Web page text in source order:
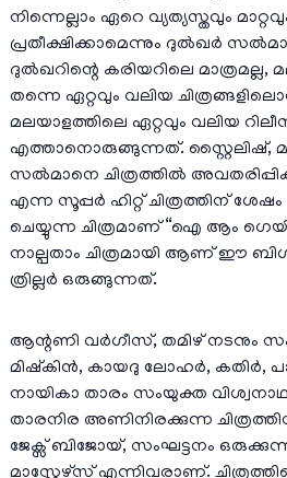
നിന്നെല്ലാം ഏറെ വ്യത്യസ്തവും
പ്രതീക്ഷിക്കാമെന്നും ദുൽഖർ
ദുൽഖറിന്റെ കരിയറിലെ മാത്രമല്ല,
തന്നെ ഏറ്റവും വലിയ
മലയാളത്തിലെ ഏറ്റവും വലിയ
എത്താനൊരുങ്ങുന്നത്. സ്റ്റൈലിഷ്,
സൽമാനെ ചിത്രത്തിൽ
എന്ന സൂപ്പർ ഹിറ്റ് ചിത്രത്തിന്
ചെയ്യുന്ന ചിത്രമാണ് “ഐ ആം
നാല്പതാം ചിത്രമായി ആണ് ഈ
ത്രില്ലർ ഒരുങ്ങുന്നത്.
ആന്റണി വർഗീസ്, തമിഴ് നടനും
മിഷ്കിൻ, കായദു ലോഹർ, കതിർ,
നായികാ താരം സംയുക്ത
താരനിര അണിനിരക്കുന്ന
ജേക്സ് ബിജോയ്, സംഘട്ടനം
മാസ്റ്റേഴ്സ് എന്നിവരാണ്.